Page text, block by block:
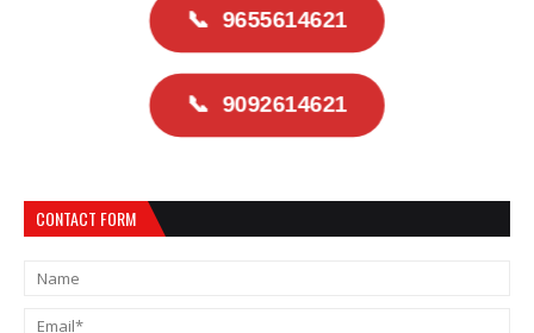
📞 9655614621
📞 9092614621
CONTACT FORM